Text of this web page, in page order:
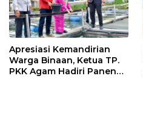
Apresiasi Kemandirian
Warga Binaan, Ketua TP.
PKK Agam Hadiri Panen